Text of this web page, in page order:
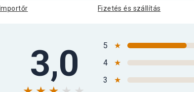
Importőr Fizetés és szállítás
3,0 5 ★
4
★
3
★